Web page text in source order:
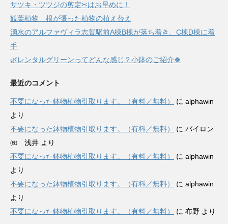
サツキ・ツツジの剪定✂はお早めに！
観葉植物 根が張った植物の植え替え
湧水のアルファヴィラ志賀駅前A棟B棟が落ち着き、C棟D棟に着
手
🌿レンタルグリーンってどんな感じ？小鉢のご紹介🍀
最近のコメント
不要になった鉢物植物引取ります。（有料／無料） に alphawin
より
不要になった鉢物植物引取ります。（有料／無料）
に バイロン
㈱ 浅井 より
不要になった鉢物植物引取ります。（有料／無料）
に alphawin
より
不要になった鉢物植物引取ります。（有料／無料）
に alphawin
より
不要になった鉢物植物引取ります。（有料／無料）
に 布野 より